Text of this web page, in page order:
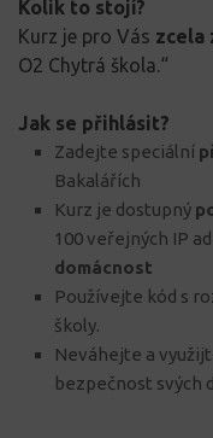
Kolik to stojí?
Kurz je pro Vás zcela
O2 Chytrá škola.“
Jak se přihlásit?
Zadejte speciální
Bakalářích
Kurz je dostupný
100 veřejných IP
domácnost
Používejte kód s
školy.
Neváhejte a
bezpečnost svých